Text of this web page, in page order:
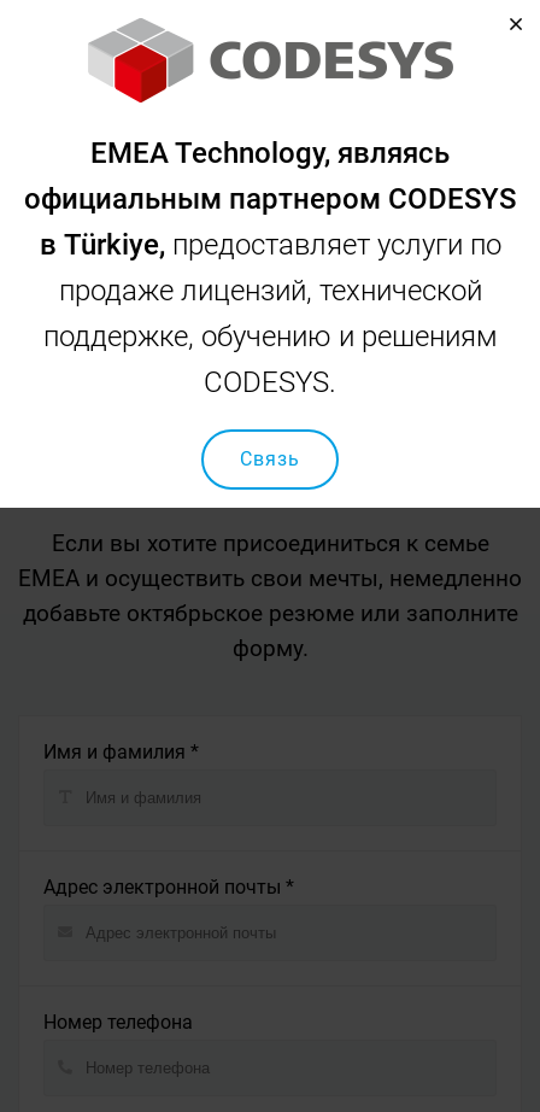
EMEA - Карьера
Карьерная форма
делает AMI, но ему больше нужны те, кто
делает то, о чем он мечтает. "
Если вы хотите присоединиться к семье
EMEA и осуществить свои мечты, немедленно
добавьте октябрьское резюме или заполните
форму.
Имя и фамилия *
Адрес электронной почты *
Номер телефона
EMEA Technology, являясь
официальным партнером CODESYS
в Türkiye, предоставляет услуги по
продаже лицензий, технической
поддержке, обучению и решениям
CODESYS.
Связь